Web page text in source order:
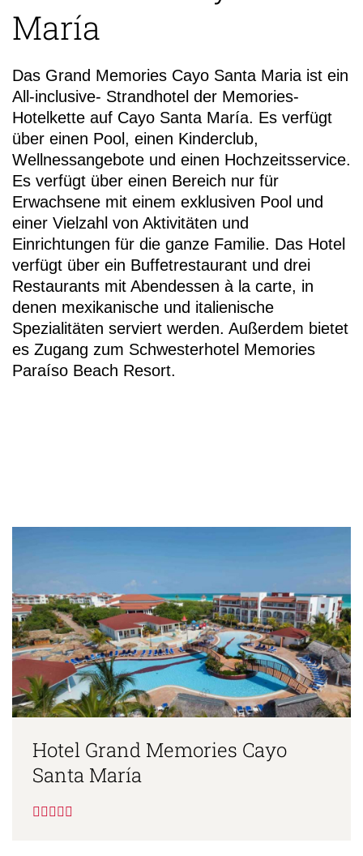
María
Das Grand Memories Cayo Santa Maria ist ein
All-inclusive- Strandhotel der Memories-
Hotelkette auf Cayo Santa María. Es verfügt
über einen Pool, einen Kinderclub,
Wellnessangebote und einen Hochzeitsservice.
Es verfügt über einen Bereich nur für
Erwachsene mit einem exklusiven Pool und
einer Vielzahl von Aktivitäten und
Einrichtungen für die ganze Familie. Das Hotel
verfügt über ein Buffetrestaurant und drei
Restaurants mit Abendessen à la carte, in
denen mexikanische und italienische
Spezialitäten serviert werden. Außerdem bietet
es Zugang zum Schwesterhotel Memories
Paraíso Beach Resort.
Hotel Grand Memories Cayo
Santa María